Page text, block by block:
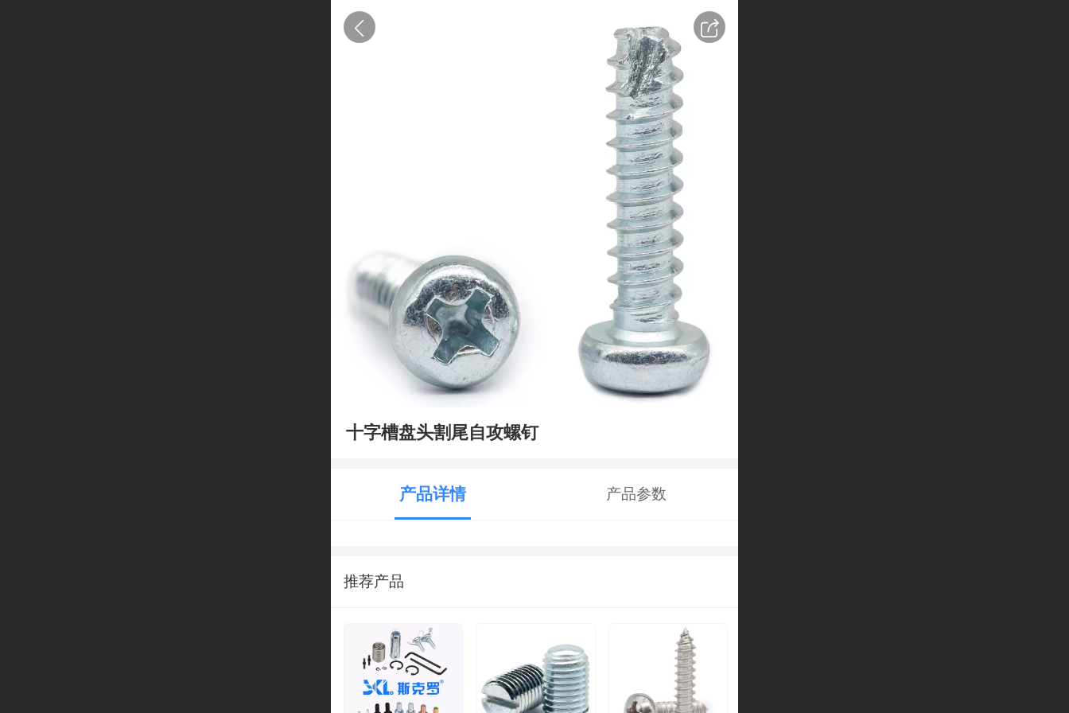
十字槽盘头割尾自攻螺钉
产品详情 产品参数
推荐产品